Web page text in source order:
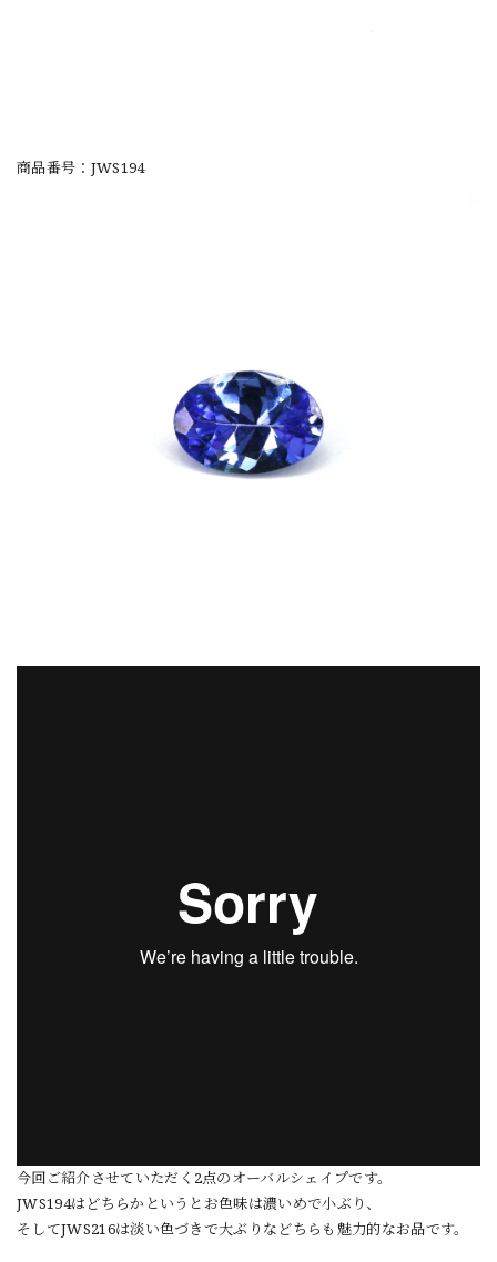
商品番号：JWS194
今回ご紹介させていただく2点のオーバルシェイプです。
JWS194はどちらかというとお色味は濃いめで小ぶり、
そしてJWS216は淡い色づきで大ぶりなどちらも魅力的なお品です。